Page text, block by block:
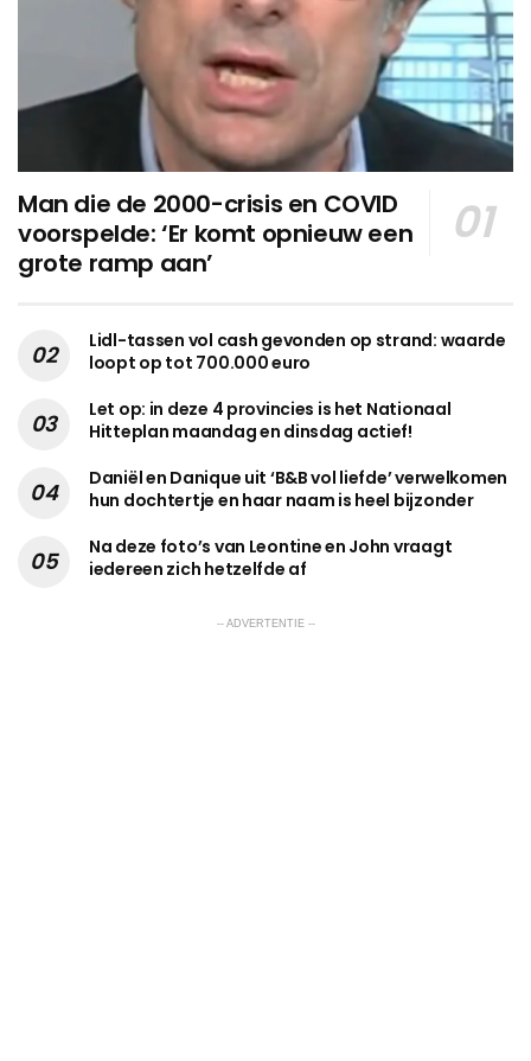
Man die de 2000-crisis en COVID
voorspelde: ‘Er komt opnieuw een
grote ramp aan’
Lidl-tassen vol cash gevonden op strand: waarde
loopt op tot 700.000 euro
Let op: in deze 4 provincies is het Nationaal
Hitteplan maandag en dinsdag actief!
Daniël en Danique uit ‘B&B vol liefde’ verwelkomen
hun dochtertje en haar naam is heel bijzonder
Na deze foto’s van Leontine en John vraagt
iedereen zich hetzelfde af
-- ADVERTENTIE --